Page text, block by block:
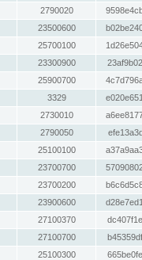
2790020
23500600
25700100
23300900
25900700
3329
2730010
2790050
25100100
23700700
23700200
23900600
27100370
27100700
25100300